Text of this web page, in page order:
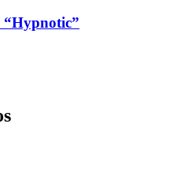
“Hypnotic”